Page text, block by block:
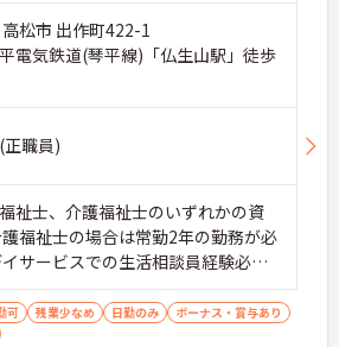
松市 出作町422-1
電気鉄道(琴平線)「仏生山駅」徒歩
職員)
祉士、介護福祉士のいずれかの資
福祉士の場合は常勤2年の勤務が必
サービスでの生活相談員経験必須
動車運転免許必須（AT限定可）
可 残業少なめ 日勤のみ
ボーナス・賞与あり